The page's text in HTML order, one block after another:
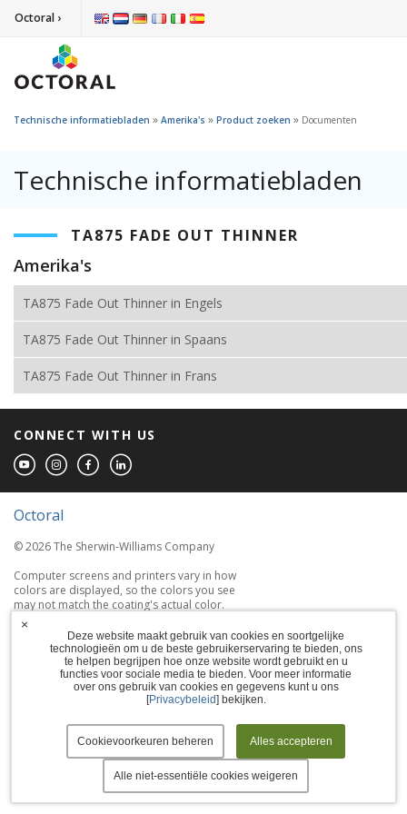
Octoral ›
Technische informatiebladen » Amerika's » Product zoeken » Documenten
Technische informatiebladen
TA875 FADE OUT THINNER
Amerika's
TA875 Fade Out Thinner in Engels
TA875 Fade Out Thinner in Spaans
TA875 Fade Out Thinner in Frans
CONNECT WITH US
Octoral
© 2026 The Sherwin-Williams Company
Computer screens and printers vary in how
colors are displayed, so the colors you see
may not match the coating's actual color.
Terms of Use
Privacy Policy
Manage Cookies
Deze website maakt gebruik van cookies en soortgelijke
technologieën om u de beste gebruikerservaring te bieden, ons
te helpen begrijpen hoe onze website wordt gebruikt en u
functies voor sociale media te bieden. Voor meer informatie
over ons gebruik van cookies en gegevens kunt u ons
[Privacybeleid] bekijken.
Cookievoorkeuren beheren Alles accepteren
Alle niet-essentiële cookies weigeren
×